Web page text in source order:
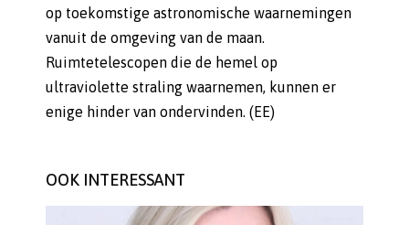
op toekomstige astronomische waarnemingen
vanuit de omgeving van de maan.
Ruimtetelescopen die de hemel op
ultraviolette straling waarnemen, kunnen er
enige hinder van ondervinden. (EE)
OOK INTERESSANT